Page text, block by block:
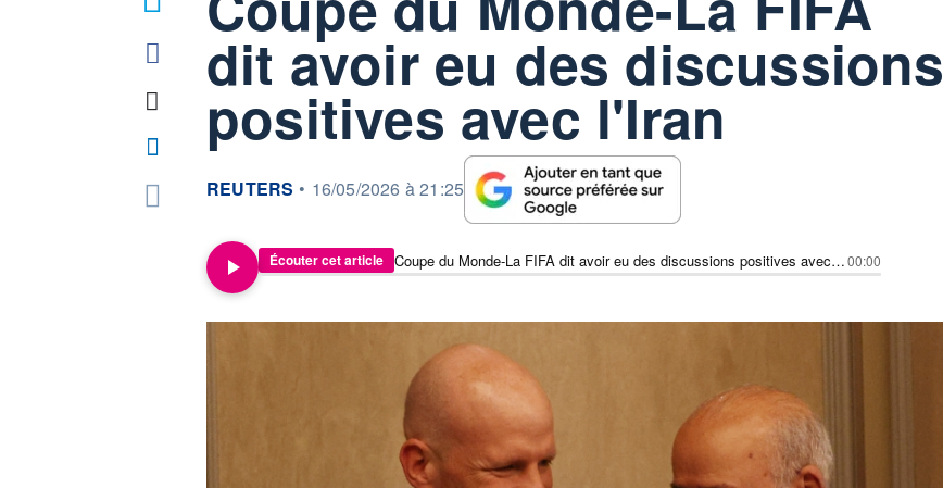
dit avoir eu des discussions
positives avec l'Iran
information fournie par
REUTERS • 16/05/2026 à 21:25
Écouter cet article Coupe du Monde-La FIFA dit avoir eu des discussions positives avec l'Iran00:00